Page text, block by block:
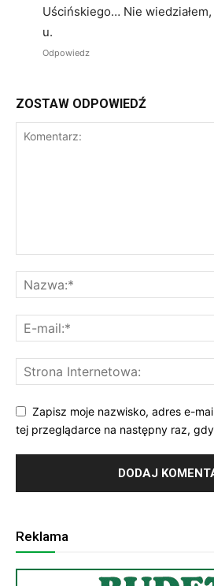
Uścińskiego… Nie
u.
Odpowiedz
ZOSTAW ODPOWIEDŹ
Zapisz moje nazwisko, adres e-
tej przeglądarce na następny raz,
Reklama